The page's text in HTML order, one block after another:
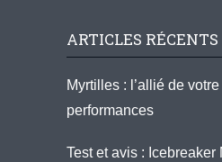
ARTICLES RÉCENTS
Myrtilles : l’allié de
performances
Test et avis :